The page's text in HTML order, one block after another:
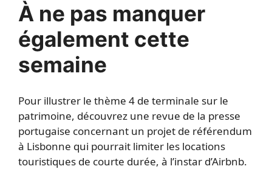
À ne pas manquer
également cette
semaine
Pour illustrer le thème 4 de terminale sur le
patrimoine, découvrez une revue de la presse
portugaise concernant un projet de référendum
à Lisbonne qui pourrait limiter les locations
touristiques de courte durée, à l’instar d’Airbnb.